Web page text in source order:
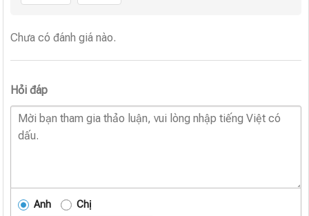
Chưa có đánh giá nào.
Hỏi đáp
Anh Chị